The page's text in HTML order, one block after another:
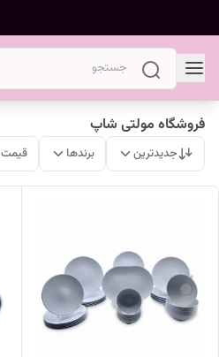
فروشگاه مولتی شاپ
جدیدترین برندها قیمت